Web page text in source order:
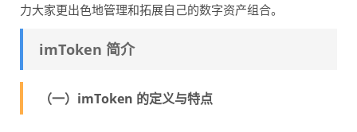
力大家更出色地管理和拓展自己的数字资产组合。
imToken 简介
（一）imToken 的定义与特点